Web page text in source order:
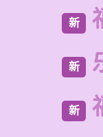
新
新
新